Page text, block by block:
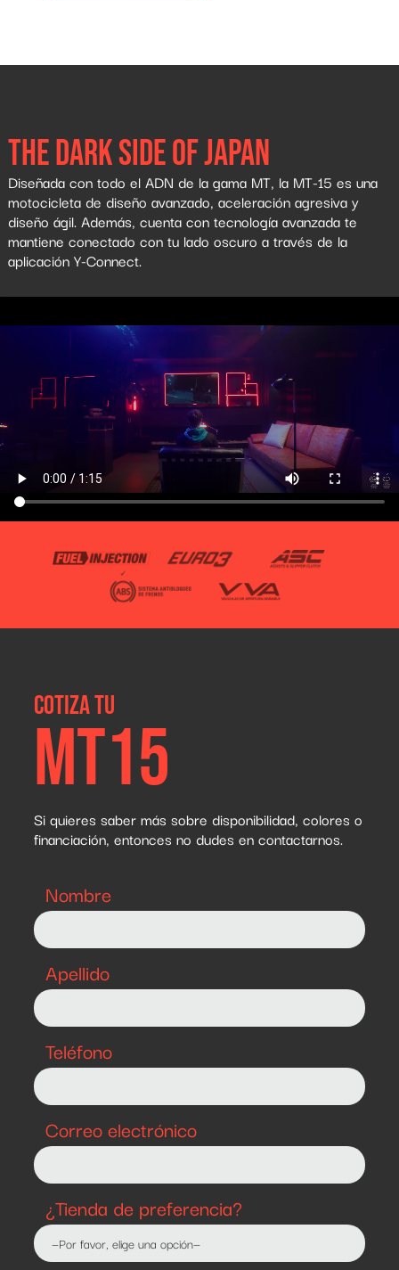
THE DARK SIDE OF JAPAN
Diseñada con todo el ADN de la gama MT, la MT-15 es una
motocicleta de diseño avanzado, aceleración agresiva y
diseño ágil. Además, cuenta con tecnología avanzada te
mantiene conectado con tu lado oscuro a través de la
aplicación Y-Connect.
Cotiza tu
MT15
Si quieres saber más sobre disponibilidad, colores o
financiación, entonces no dudes en contactarnos.
Nombre
Apellido
Teléfono
Correo electrónico
¿Tienda de preferencia?